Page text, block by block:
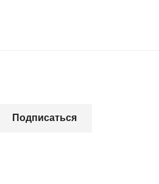
Подписаться